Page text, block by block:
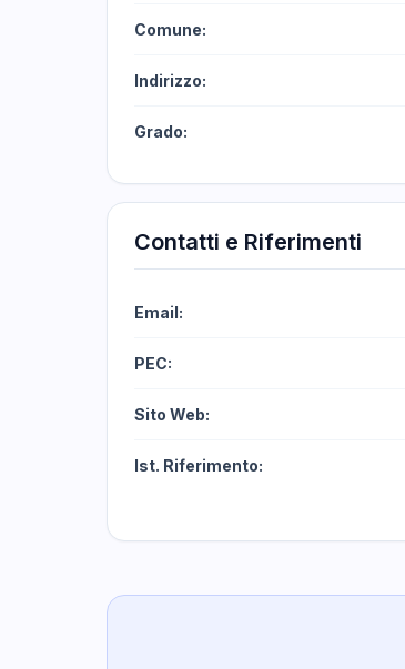
Comune:
Indirizzo:
Grado:
Contatti e Riferimenti
Email:
PEC:
Sito Web:
Ist. Riferimento: